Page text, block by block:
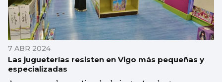
7 ABR 2024
Las jugueterías resisten en Vigo más pequeñas y
especializadas